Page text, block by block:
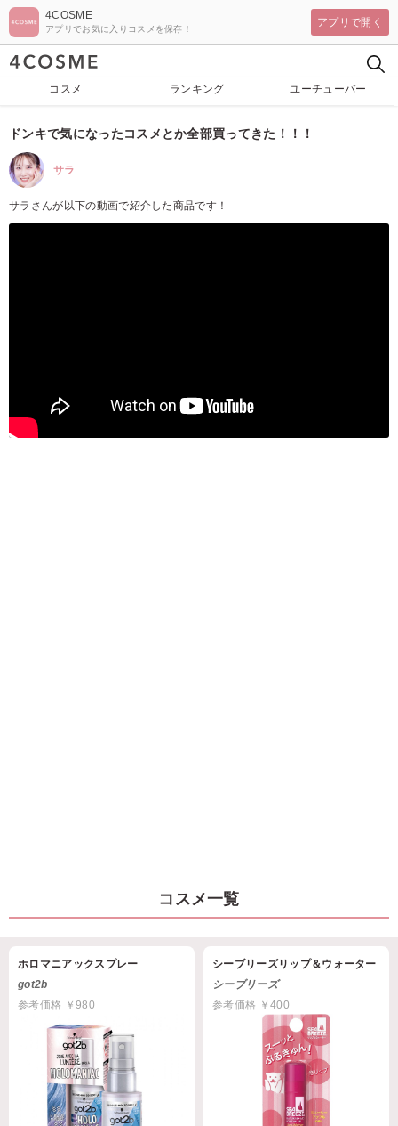
4COSME
アプリでお気に入りコスメを保存！
アプリで開く
コスメ ランキング ユーチューバー
ドンキで気になったコスメとか全部買ってきた！！！
サラ
サラさんが以下の動画で紹介した商品です！
コスメ一覧
ホロマニアックスプレー
got2b
参考価格 ￥980
シーブリーズリップ＆ウォーター
シーブリーズ
参考価格 ￥400